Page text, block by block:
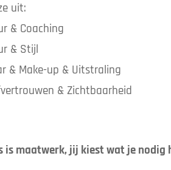
uit:
& Coaching
& Stijl
& Make-up & Uitstraling
& Zichtbaarheid
is maatwerk, jij kiest wat je nodig